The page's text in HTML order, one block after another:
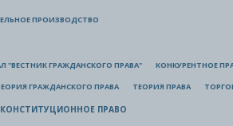
ПРОИЗВОДСТВО
"ВЕСТНИК ГРАЖДАНСКОГО ПРАВА" КОНКУРЕНТНОЕ
ГРАЖДАНСКОГО ПРАВА ТЕОРИЯ ПРАВА
КОНСТИТУЦИОННОЕ ПРАВО